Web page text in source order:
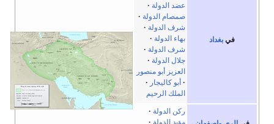
في بغداد
عضد الدولة
صمصام الدولة
شرف الدولة
بهاء الدولة
شرف الدولة
جلال الدولة
العزيز أبو منصور
أبو كاليجار
الملك الرحيم
ركن الدولة
مؤيد الدولة